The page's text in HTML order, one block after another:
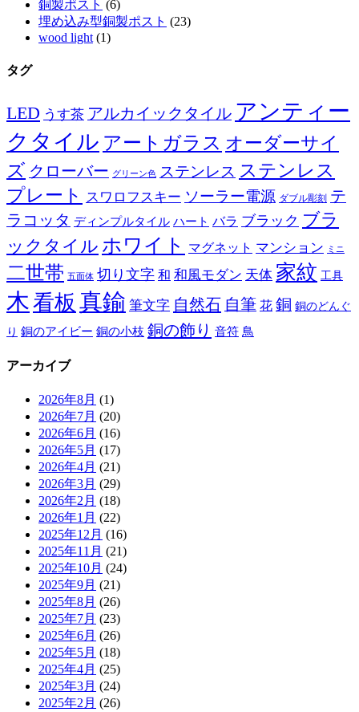
銅製ポスト (6)
埋め込み型銅製ポスト (23)
wood light (1)
タグ
LED うす茶 アルカイックタイル アンティー
クタイル アートガラス オーダーサイ
ズ クローバー グリーン色 ステンレス ステンレス
プレート スワロフスキー ソーラー電源 ダブル彫刻 テ
ラコッタ ディンプルタイル ハート バラ ブラック ブラ
ックタイル ホワイト マグネット マンション ミニ
二世帯 五面体 切り文字 和 和風モダン 天体 家紋 工具
木看板 真鍮 筆文字 自然石 自筆 花 銅 銅のどんぐ
り 銅のアイビー 銅の小枝 銅の飾り 音符 鳥
アーカイブ
2026年8月 (1)
2026年7月 (20)
2026年6月 (16)
2026年5月 (17)
2026年4月 (21)
2026年3月 (29)
2026年2月 (18)
2026年1月 (22)
2025年12月 (16)
2025年11月 (21)
2025年10月 (24)
2025年9月 (21)
2025年8月 (26)
2025年7月 (23)
2025年6月 (26)
2025年5月 (18)
2025年4月 (25)
2025年3月 (24)
2025年2月 (26)